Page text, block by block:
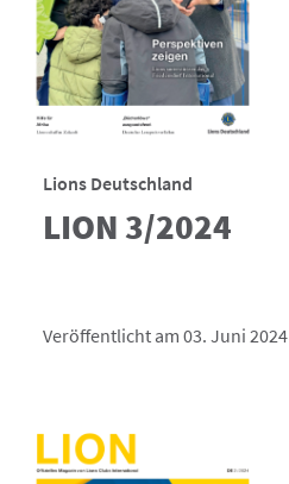
Lions Deutschland
LION 3/2024
Veröffentlicht am 03. Juni 2024